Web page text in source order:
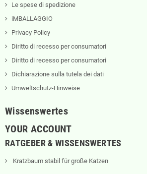
Le spese di spedizione
iMBALLAGGIO
Privacy Policy
Diritto di recesso per consumatori
Diritto di recesso per consumatori
Dichiarazione sulla tutela dei dati
Umweltschutz-Hinweise
Wissenswertes
YOUR ACCOUNT
RATGEBER & WISSENSWERTES
Kratzbaum stabil für große Katzen